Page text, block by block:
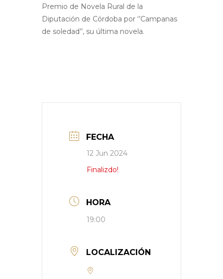
Premio de Novela Rural de la
Diputación de Córdoba por ‘’Campanas
de soledad’’, su última novela.
FECHA
12 Jun 2024
Finalizdo!
HORA
19:00
LOCALIZACIÓN